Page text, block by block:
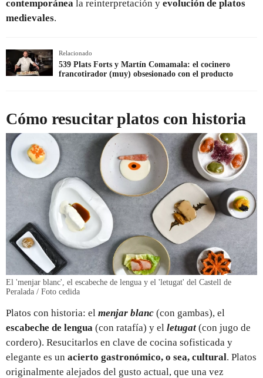
contemporánea la reinterpretación y evolución de platos
medievales.
Relacionado
539 Plats Forts y Martín Comamala: el cocinero
francotirador (muy) obsesionado con el producto
Cómo resucitar platos con historia
El 'menjar blanc', el escabeche de lengua y el 'letugat' del Castell de
Peralada / Foto cedida
Platos con historia: el menjar blanc (con gambas), el
escabeche de lengua (con ratafía) y el letugat (con jugo de
cordero). Resucitarlos en clave de cocina sofisticada y
elegante es un acierto gastronómico, o sea, cultural. Platos
originalmente alejados del gusto actual, que una vez